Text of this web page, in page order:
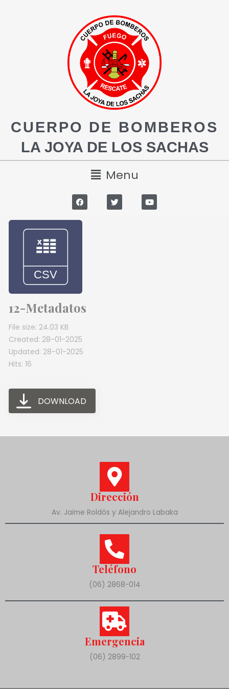
CUERPO DE BOMBEROS
LA JOYA DE LOS SACHAS
Menu
12-Metadatos
File size: 24.03 KB
Created: 28-01-2025
Updated: 28-01-2025
Hits: 16
DOWNLOAD
Dirección
Av. Jaime Roldós y Alejandro Labaka
Teléfono
(06) 2868-014
Emergencia
(06) 2899-102